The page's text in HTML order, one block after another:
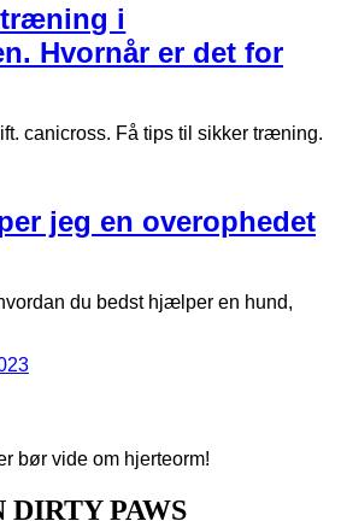
i
Hvornår er det for
canicross. Få tips til sikker træning.
jeg en overophedet
du bedst hjælper en hund,
bør vide om hjerteorm!
PAWS